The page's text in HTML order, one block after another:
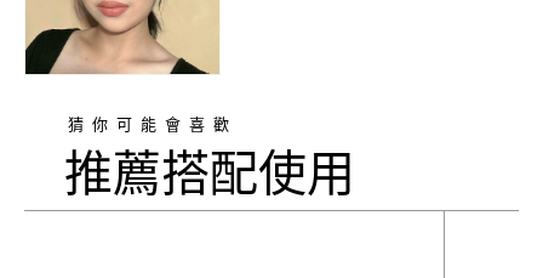
猜你可能會喜歡
推薦搭配使用